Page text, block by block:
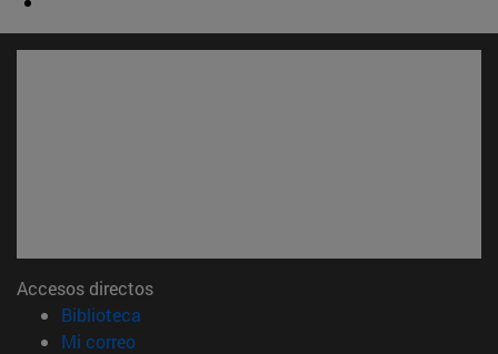
Accesos directos
Biblioteca
Mi correo(abre en nueva ventana)